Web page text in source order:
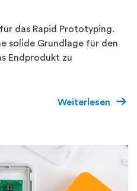
das Rapid Prototyping.
solide Grundlage für den
Endprodukt zu
Weiterlesen